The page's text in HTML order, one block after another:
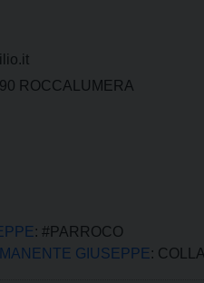
ROCCALUMERA
: #PARROCO
GIUSEPPE: